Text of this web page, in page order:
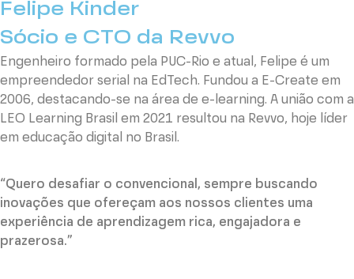
Felipe Kinder
Sócio e CTO da Revvo
Engenheiro formado pela PUC-Rio e atual, Felipe é um
empreendedor serial na EdTech. Fundou a E-Create em
2006, destacando-se na área de e-learning. A união com a
LEO Learning Brasil em 2021 resultou na Revvo, hoje líder
em educação digital no Brasil.
“Quero desafiar o convencional, sempre buscando
inovações que ofereçam aos nossos clientes uma
experiência de aprendizagem rica, engajadora e
prazerosa.”